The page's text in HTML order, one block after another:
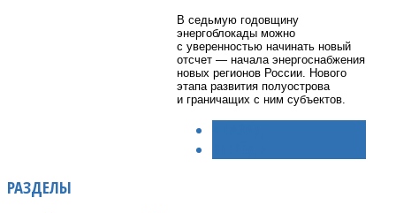
В седьмую годовщину
энергоблокады можно
с уверенностью начинать новый
отсчет — начала энергоснабжения
новых регионов России. Нового
этапа развития полуострова
и граничащих с ним субъектов.
РАЗДЕЛЫ